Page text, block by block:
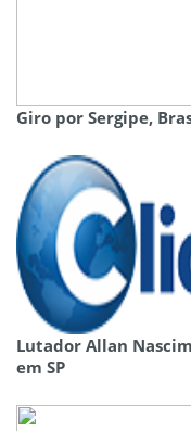
Giro por Sergipe,
Lutador Allan
em SP